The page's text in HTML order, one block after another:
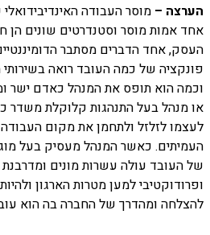
הערצה – מוסר העבודה
אחד אמות מוסר וסטנדרטים שונים הן
העסק, אחד הדברים מסתבר
פונקציה של כמה העובד רואה בשירותי
וכמה הוא תופס את המנהל כאדם ישר
או מנהל בעל התנהגות קלוקלת משדר
לעצמו לזלזל ולתחמן את מקום
העמיתים. כאשר המנהל מעסיק בעל
של העובד עולה עשרות מונים ומדרבנת
ופרודוקטיבי למען מטרות הארגון
להצלחה ומהדרך של החברה בה הוא